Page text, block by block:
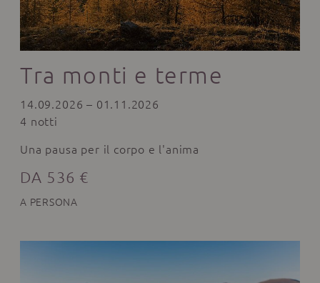
Tra monti e terme
14.09.2026 – 01.11.2026
4 notti
Una pausa per il corpo e l'anima
DA 536 €
A PERSONA